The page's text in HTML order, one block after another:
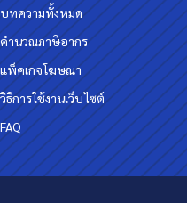
บทความทั้งหมด
คำนวณภาษีอากร
แพ็คเกจโฆษณา
วิธีการใช้งานเว็บไซต์
FAQ